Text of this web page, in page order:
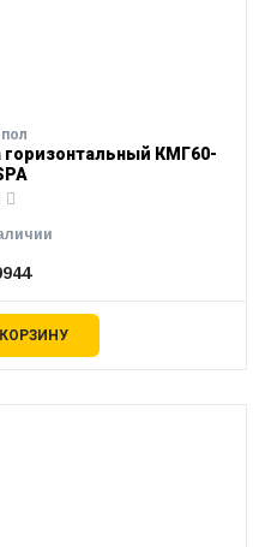
горизонтальный КМГ60-